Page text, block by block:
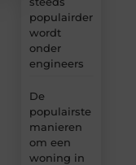
populairder
wordt
onder
engineers
De
populairste
manieren
om een
woning in